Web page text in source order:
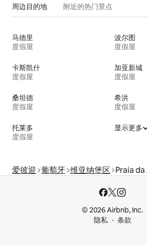
周边目的地 附近的热门景点
马德里
度假屋
波尔图
度假屋
卡斯凯什
度假屋
加亚新城
度假屋
桑坦德
度假屋
希洪
度假屋
托莱多
度假屋
显示更多
爱彼迎 葡萄牙 维亚纳堡区 Praia
© 2026 Airbnb, Inc.
隐私
条款